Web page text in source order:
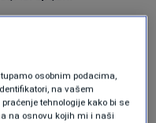
osobnim podacima,
na vašem
tehnologije kako bi se
na osnovu kojih mi i naši